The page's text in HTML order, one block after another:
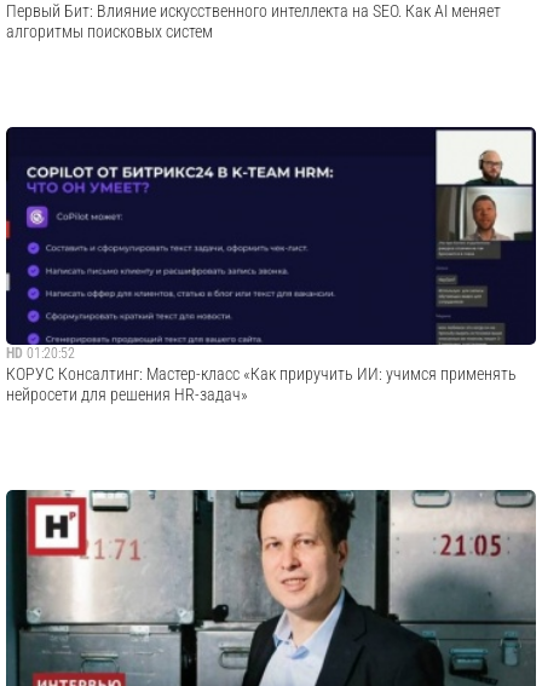
Первый Бит: Влияние искусственного интеллекта на SEO. Как AI меняет
алгоритмы поисковых систем
HD 01:20:52
​КОРУС Консалтинг: Мастер-класс «Как приручить ИИ: учимся применять
нейросети для решения HR-задач»